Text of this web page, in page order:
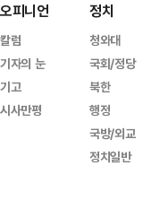
오피니언
칼럼
기자의 눈
기고
시사만평
정치
청와대
국회/정당
북한
행정
국방/외교
정치일반